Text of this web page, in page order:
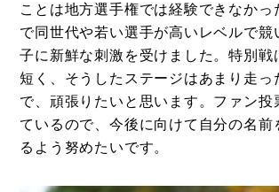
ことは地方選手権では経験できなかっ
で同世代や若い選手が高いレベルで競
子に新鮮な刺激を受けました。特別戦
短く、そうしたステージはあまり走っ
で、頑張りたいと思います。ファン投
ているので、今後に向けて自分の名前
るよう努めたいです。